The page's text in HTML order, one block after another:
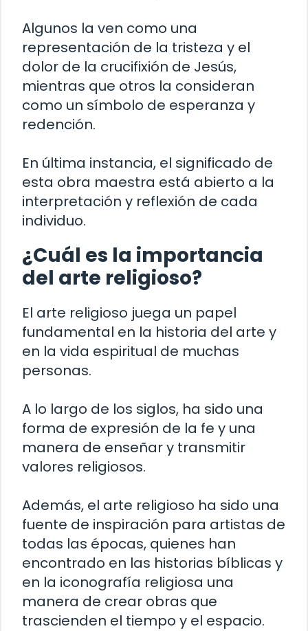
Algunos la ven como una
representación de la tristeza y el
dolor de la crucifixión de Jesús,
mientras que otros la consideran
como un símbolo de esperanza y
redención.
En última instancia, el significado de
esta obra maestra está abierto a la
interpretación y reflexión de cada
individuo.
¿Cuál es la importancia
del arte religioso?
El arte religioso juega un papel
fundamental en la historia del arte y
en la vida espiritual de muchas
personas.
A lo largo de los siglos, ha sido una
forma de expresión de la fe y una
manera de enseñar y transmitir
valores religiosos.
Además, el arte religioso ha sido una
fuente de inspiración para artistas de
todas las épocas, quienes han
encontrado en las historias bíblicas y
en la iconografía religiosa una
manera de crear obras que
trascienden el tiempo y el espacio.